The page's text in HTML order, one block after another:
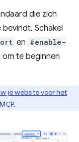
die zich
Schakel
en #enable-
te beginnen
je website voor het